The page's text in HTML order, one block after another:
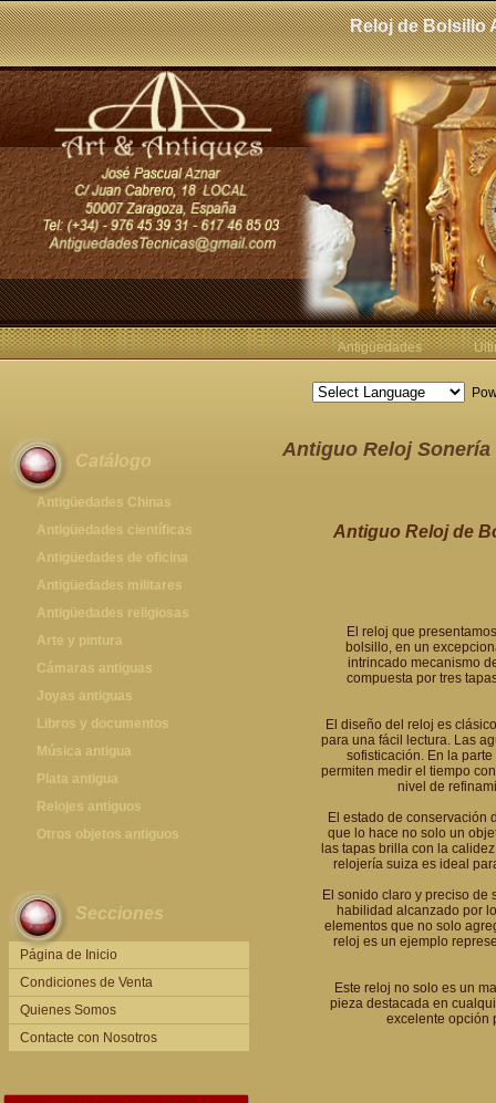
Reloj de Bolsillo
Antigüedades
Catálogo
Antigüedades Chinas
Antigüedades Chinas
Antigüedades científicas
Antigüedades científicas
Antigüedades de oficina
Máquinas de escribir antiguas
Calculadoras antiguas
Teléfonos y Telégrafos antiguos
Antigüedades militares
Espadas antiguas
Medallas y condecoraciones
Cascos militares
Otros artículos militares
Antigüedades religiosas
Antigüedades religiosas
Arte y pintura
Pintura antigua
Pintura contemporánea
Grabados antiguos y mapas
Cámaras antiguas
Cámaras antiguas
Joyas antiguas
Joyas antiguas
Libros y documentos
Libros antiguos
Fotografia antigua
Publicaciones antiguas
Música antigua
Gramófonos antiguos
Cajas de música antiguas
Radios antiguas
Plata antigua
Plata antigua
Relojes antiguos
Relojes sobremesa antiguos
Relojes de pie antiguos
Relojes de bolsillo antiguos
Relojes de pulsera antiguos
Otros objetos antiguos
Secciones
Página de Inicio
Condiciones de Venta
Quienes Somos
Contacte con Nosotros
Antiguo Reloj Sonería
Antiguo Reloj de
El reloj que
bolsillo, en un
intrincado mecanismo
compuesta por tres
El diseño del reloj es
para una fácil lectura. Las
sofisticación. En la
permiten medir el tiempo
nivel de
El estado de conservación
que lo hace no solo un
las tapas brilla con la
relojería suiza es ideal
El sonido claro y preciso de
habilidad alcanzado por
elementos que no solo
reloj es un ejemplo
Este reloj no solo es un
pieza destacada en
excelente opción